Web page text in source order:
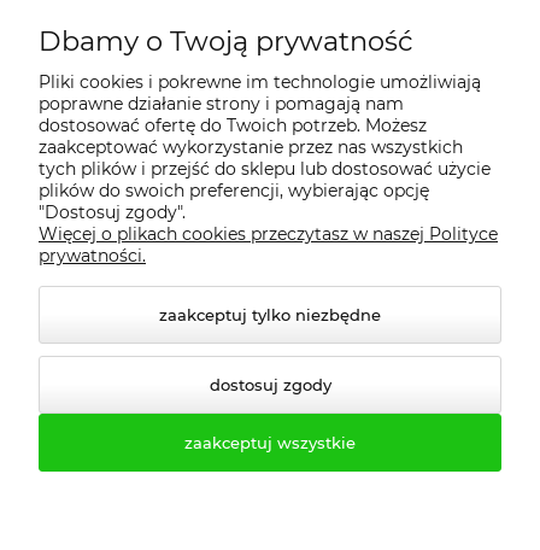
Regulamin
Dostawa - realizacja
Gwarancja i zwroty
Pomoc
Dbamy o Twoją prywatność
Pliki cookies i pokrewne im technologie umożliwiają
poprawne działanie strony i pomagają nam
dostosować ofertę do Twoich potrzeb. Możesz
zaakceptować wykorzystanie przez nas wszystkich
tych plików i przejść do sklepu lub dostosować użycie
plików do swoich preferencji, wybierając opcję
"Dostosuj zgody".
Więcej o plikach cookies przeczytasz w naszej Polityce
prywatności.
zaakceptuj tylko niezbędne
dostosuj zgody
zaakceptuj wszystkie